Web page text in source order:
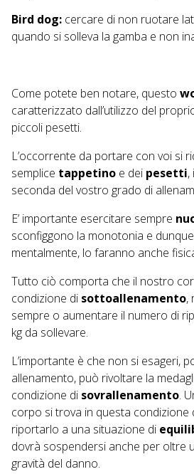
Bird dog: cercare di non ruotare
quando si solleva la gamba e non
Come potete ben notare, questo
caratterizzato dall’utilizzo del
piccoli pesetti.
L’occorrente da portare con voi si
semplice tappetino e dei pesetti,
seconda del vostro grado di
E’ importante esercitare sempre
sconfiggono la monotonia e
mentalmente, lo faranno anche
Tutto ciò comporta che il nostro
condizione di sottoallenamento,
sempre o aumentare il numero di
kg da sollevare.
L’importante è che non si esageri,
allenamento, può rivoltare la
condizione di sovrallenamento.
corpo si trova in questa condizione
riportarlo a una situazione di
dovrà sospendersi anche per oltre
gravità del danno.